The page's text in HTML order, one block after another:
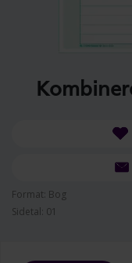
Format: Bog
Sidetal: 01